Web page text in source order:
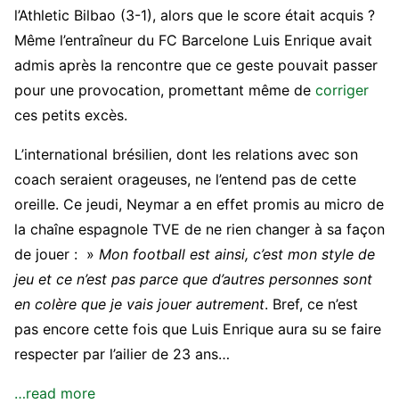
l’Athletic Bilbao (3-1), alors que le score était acquis ?
Même l’entraîneur du FC Barcelone Luis Enrique avait
admis après la rencontre que ce geste pouvait passer
pour une provocation, promettant même de corriger
ces petits excès.
L’international brésilien, dont les relations avec son
coach seraient orageuses, ne l’entend pas de cette
oreille. Ce jeudi, Neymar a en effet promis au micro de
la chaîne espagnole TVE de ne rien changer à sa façon
de jouer : » Mon football est ainsi, c’est mon style de
jeu et ce n’est pas parce que d’autres personnes sont
en colère que je vais jouer autrement. Bref, ce n’est
pas encore cette fois que Luis Enrique aura su se faire
respecter par l’ailier de 23 ans…
…read more